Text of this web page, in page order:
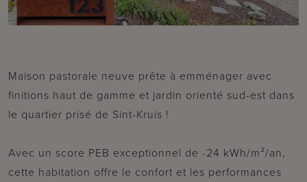
Maison pastorale neuve prête à emménager avec
finitions haut de gamme et jardin orienté sud-est dans
le quartier prisé de Sint-Kruis !
Avec un score PEB exceptionnel de -24 kWh/m²/an,
cette habitation offre le confort et les performances